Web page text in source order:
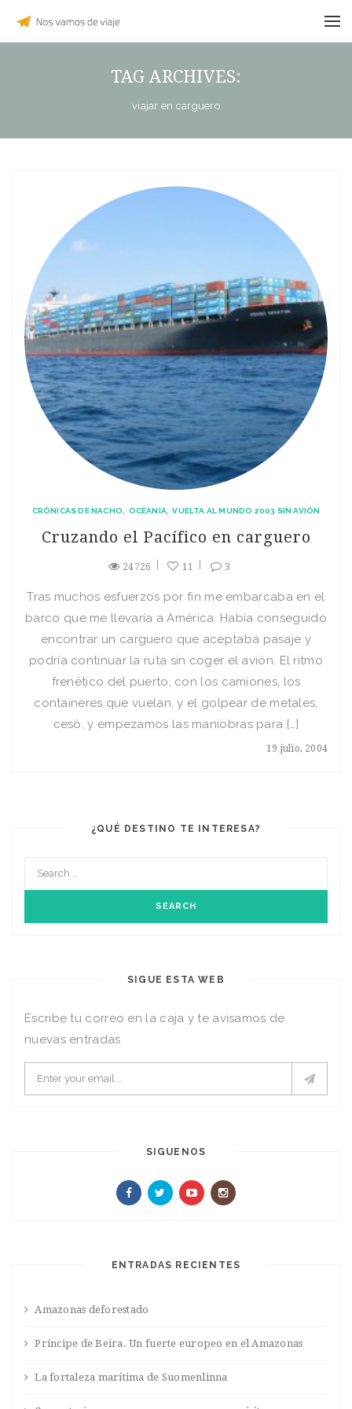
TAG ARCHIVES:
viajar en carguero
CRÓNICAS DE NACHO OCEANÍA VUELTA AL MUNDO 2003 SIN AVIÓN
Cruzando el Pací­fico en carguero
24726 11 3
19 julio, 2004
Tras muchos esfuerzos por fin me embarcaba en el
barco que me llevarí­a a América. Habí­a conseguido
encontrar un carguero que aceptaba pasaje y
podrí­a continuar la ruta sin coger el avión. El ritmo
frenético del puerto, con los camiones, los
containeres que vuelan, y el golpear de metales,
cesó, y empezamos las maniobras para […]
¿QUÉ DESTINO TE INTERESA?
SIGUE ESTA WEB
Escribe tu correo en la caja y te avisamos de
nuevas entradas
SIGUENOS
ENTRADAS RECIENTES
Amazonas deforestado
Príncipe de Beira. Un fuerte europeo en el Amazonas
La fortaleza marítima de Suomenlinna